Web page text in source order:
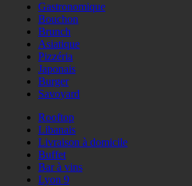
Gastronomique
Bouchon
Brunch
Asiatique
Pizzéria
Japonais
Burger
Savoyard
Rooftop
Libanais
Livraison à domicile
Buffet
Bar à vins
Lyon 9